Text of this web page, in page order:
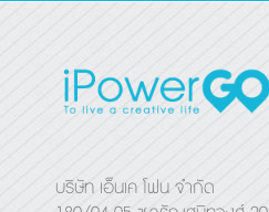
บริษัท เอ็นเค โฟน จำกัด